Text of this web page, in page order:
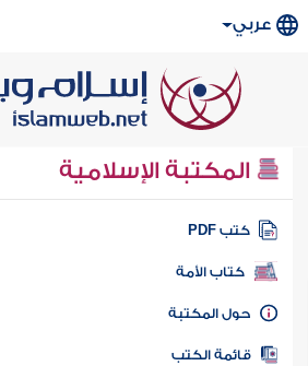
عربي
المكتبة الإسلامية
كتب PDF
كتاب الأمة
المكتبة